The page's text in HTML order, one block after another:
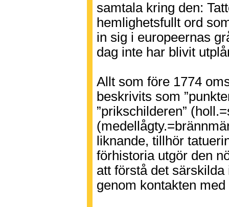
samtala kring den:
hemlighetsfullt ord
in sig i europeernas
dag inte har blivit
Allt som före 1774
beskrivits som
”prikschilderen”
liknande, tillhör
förhistoria utgör den
att förstå det
genom kontakten med